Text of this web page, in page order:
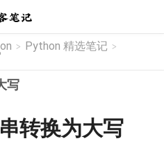
> Python 精选笔记 >
写
转换为大写